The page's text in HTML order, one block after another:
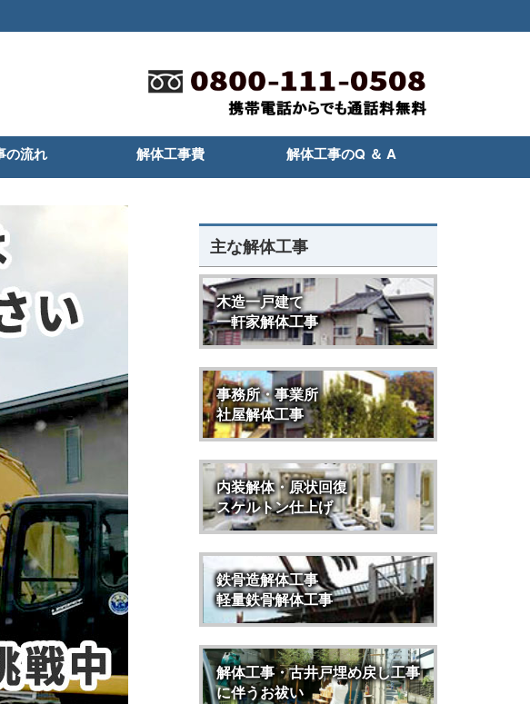
の流れ 解体工事費 解体工事のQ ＆ A
主な解体工事
木造一戸建て
一軒家解体工事
事務所・事業所
社屋解体工事
内装解体・原状回復
スケルトン仕上げ
鉄骨造解体工事
軽量鉄骨解体工事
解体工事・古井戸埋め戻し工事
に伴うお祓い